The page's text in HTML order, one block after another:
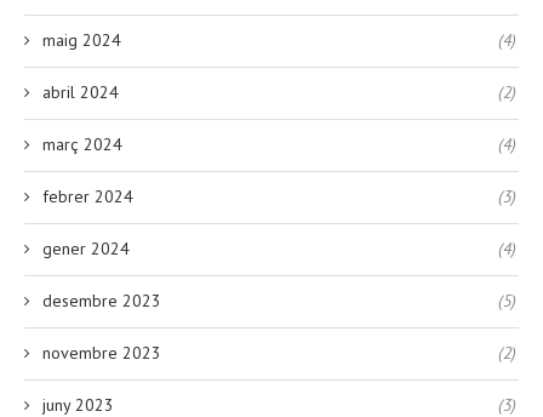
maig 2024 (4)
abril 2024 (2)
març 2024 (4)
febrer 2024 (3)
gener 2024 (4)
desembre 2023 (5)
novembre 2023 (2)
juny 2023 (3)